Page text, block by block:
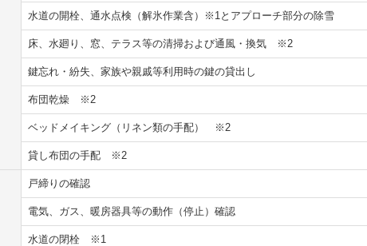
水道の開栓、通水点検（解氷作業含）※1とアプローチ部分の除雪
床、水廻り、窓、テラス等の清掃および通風・換気 ※2
鍵忘れ・紛失、家族や親戚等利用時の鍵の貸出し
布団乾燥 ※2
ベッドメイキング（リネン類の手配） ※2
貸し布団の手配 ※2
戸締りの確認
電気、ガス、暖房器具等の動作（停止）確認
水道の閉栓 ※1